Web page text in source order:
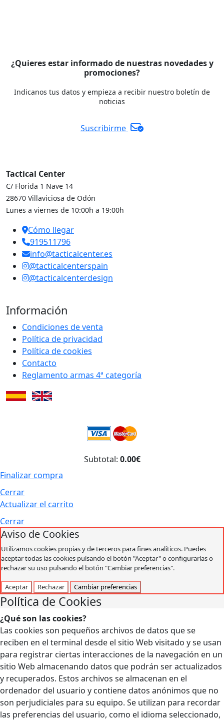
¿Quieres estar informado de nuestras novedades y
promociones?
Indicanos tus datos y empieza a recibir nuestro boletín de
noticias
Suscribirme
Tactical Center
C/ Florida 1 Nave 14
28670 Villaviciosa de Odón
Lunes a viernes de 10:00h a 19:00h
Cómo llegar
919511796
info@tacticalcenter.es
@tacticalcenterspain
@tacticalcenterdesign
Información
Condiciones de venta
Política de privacidad
Política de cookies
Contacto
Reglamento armas 4ª categoría
Subtotal: 0.00€
Finalizar compra
Cerrar
Actualizar el carrito
Cerrar
Aviso de Cookies
Utilizamos cookies propias y de terceros para fines analíticos. Puedes
aceptar todas las cookies pulsando el botón "Aceptar" o configurarlas o
rechazar su uso pulsando el botón "Cambiar preferencias".
Aceptar Rechazar Cambiar preferencias
Política de Cookies
¿Qué son las cookies?
Las cookies son pequeños archivos de datos que se
reciben en el terminal desde el sitio Web visitado y se usan
para registrar ciertas interacciones de la navegación en un
sitio Web almacenando datos que podrán ser actualizados
y recuperados. Estos archivos se almacenan en el
ordenador del usuario y contiene datos anónimos que no
son perjudiciales para su equipo. Se utilizan para recordar
las preferencias del usuario, como el idioma seleccionado,